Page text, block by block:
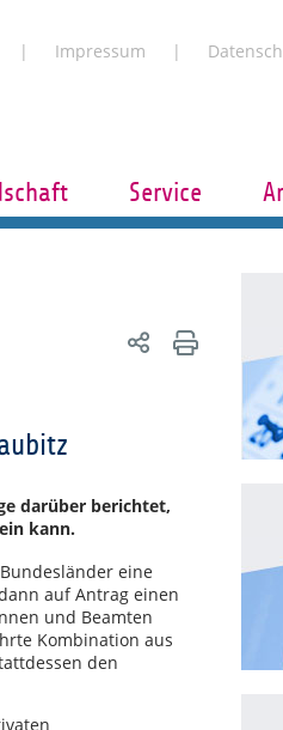
Impressum
Service
darüber berichtet,
kann.
eine
auf Antrag einen
und Beamten
Kombination aus
den